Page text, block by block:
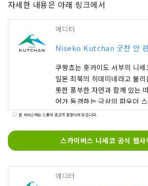
자세한 내용은 아래 링크에서
에디터
Niseko Kutchan 굿찬 안
쿠짱쵸는 홋카이도 서부의 니
일본 최북의 히데미네라고 불
롯한 풍부한 자연과 함께 있는
어가 동경하는 극상의 파우더
땅은, 바로 「도요 의 생모리츠
계정은 NISEKO KUTCHAN의
름다운 자연 경관, 럭셔리 호텔,
본 서비스에는 스폰서 광고가 포함되어 있습니다.
스카이버스 니세코 공식 웹사
에디터